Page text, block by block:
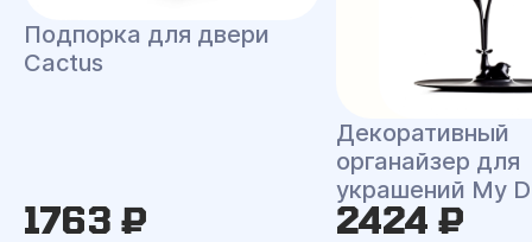
Подпорка для двери
Cactus
1763 ₽
Декоративный
органайзер для
украшений My
2424 ₽